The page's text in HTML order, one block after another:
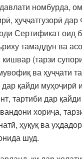
номбурда,
ҳуҷҷатгузорӣ
Сертификат оид
тамаддун ва
кишвар (тарзи
ва ҳуҷҷати
қайди муҳоҷирӣ
тартиби дар
хориҷа,
ҳуқуқ ва
шуд.